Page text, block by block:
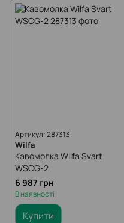
Артикул: 287313
Wilfa
Кавомолка Wilfa Svart
WSCG-2
6 987 грн
В наявності
Купити